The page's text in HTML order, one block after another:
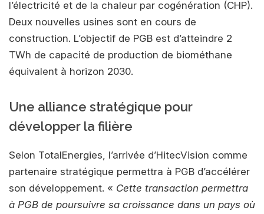
l’électricité et de la chaleur par cogénération (CHP).
Deux nouvelles usines sont en cours de
construction. L’objectif de PGB est d’atteindre 2
TWh de capacité de production de biométhane
équivalent à horizon 2030.
Une alliance stratégique pour
développer la filière
Selon TotalEnergies, l’arrivée d’HitecVision comme
partenaire stratégique permettra à PGB d’accélérer
son développement. « Cette transaction permettra
à PGB de poursuivre sa croissance dans un pays où